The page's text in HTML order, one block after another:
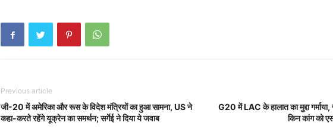
Previous article
जी-20 में अमेरिका और रूस के विदेश मंत्रियों का हुआ सामना, US ने
कहा-करते रहेंगे यूक्रेन का समर्थन; सर्गेई ने दिया ये जवाब
G20 में LAC के हालात का मुद्दा
किन कांग को